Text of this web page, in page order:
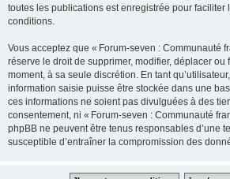
toutes les publications est enregistrée pour faciliter
conditions.
Vous acceptez que « Forum-seven : Communauté
réserve le droit de supprimer, modifier, déplacer ou
moment, à sa seule discrétion. En tant
information saisie puisse être stockée dans une
ces informations ne soient pas divulguées à des
consentement, ni « Forum-seven : Communauté
phpBB ne peuvent être tenus responsables d’une
susceptible d’entraîner la compromission des